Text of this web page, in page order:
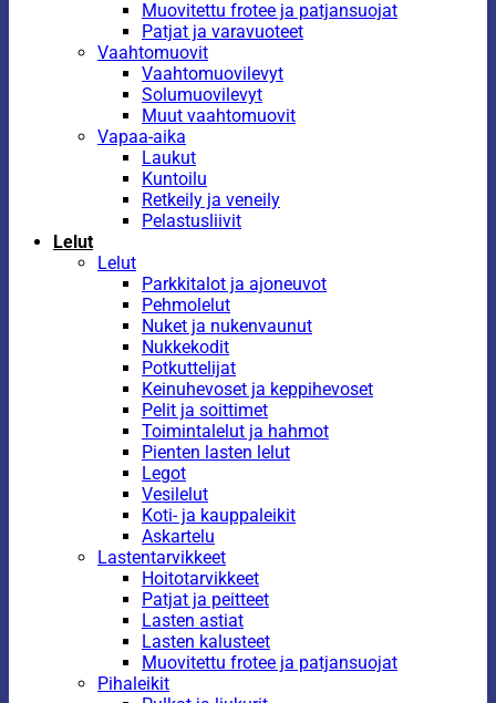
Muovitettu frotee ja patjansuojat
Patjat ja varavuoteet
Vaahtomuovit
Vaahtomuovilevyt
Solumuovilevyt
Muut vaahtomuovit
Vapaa-aika
Laukut
Kuntoilu
Retkeily ja veneily
Pelastusliivit
Lelut
Lelut
Parkkitalot ja ajoneuvot
Pehmolelut
Nuket ja nukenvaunut
Nukkekodit
Potkuttelijat
Keinuhevoset ja keppihevoset
Pelit ja soittimet
Toimintalelut ja hahmot
Pienten lasten lelut
Legot
Vesilelut
Koti- ja kauppaleikit
Askartelu
Lastentarvikkeet
Hoitotarvikkeet
Patjat ja peitteet
Lasten astiat
Lasten kalusteet
Muovitettu frotee ja patjansuojat
Pihaleikit